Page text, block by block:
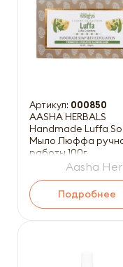
Артикул: 000850
AASHA HERBALS
Handmade Luffa
Мыло Люффа
работы 100г
Aasha
Подробнее